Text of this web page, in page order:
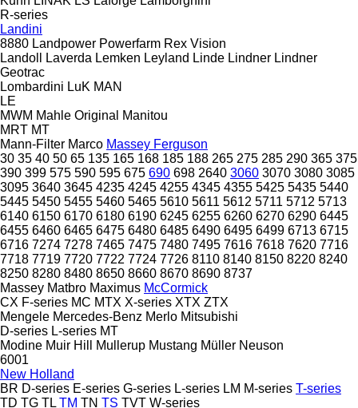
R-series
Landini
8880 Landpower Powerfarm Rex Vision
Landoll
Laverda Lemken Leyland Linde Lindner Lindner
Geotrac
Lombardini LuK MAN
LE
MWM Mahle Original
Manitou
MRT MT
Mann-Filter Marco Massey Ferguson
30 35 40 50 65 135 165 168 185 188 265 275 285 290 365 375
390 399 575 590 595 675 690 698 2640 3060 3070 3080 3085
3095 3640 3645 4235 4245 4255 4345 4355 5425 5435 5440
5445 5450 5455 5460 5465 5610 5611 5612 5711 5712 5713
6140 6150 6170 6180 6190 6245 6255 6260 6270 6290 6445
6455 6460 6465 6475 6480 6485 6490 6495 6499 6713 6715
6716 7274 7278 7465 7475 7480 7495 7616 7618 7620 7716
7718 7719 7720 7722 7724 7726 8110 8140 8150 8220 8240
8250 8280 8480 8650 8660 8670 8690 8737
Massey Matbro Maximus McCormick
CX F-series MC MTX X-series XTX ZTX
Mengele Mercedes-Benz Merlo Mitsubishi
D-series L-series MT
Modine Muir Hill Mullerup Mustang Müller Neuson
6001
New Holland
BR D-series E-series G-series L-series LM M-series T-series
TD TG TL TM TN TS TVT W-series